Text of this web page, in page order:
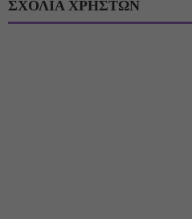
ΣΧΟΛΙΑ ΧΡΗΣΤΩΝ